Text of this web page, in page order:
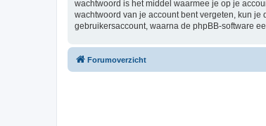
wachtwoord is het middel waarmee je op je
wachtwoord van je account bent vergeten, kun
gebruikersaccount, waarna de phpBB-software
Forumoverzicht